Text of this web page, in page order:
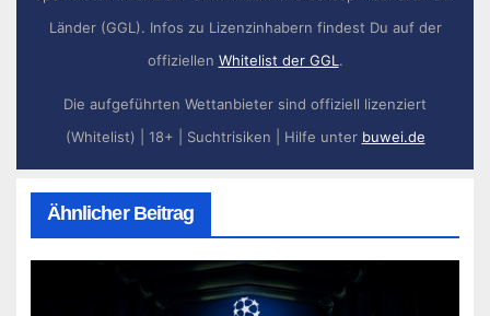
Länder (GGL). Infos zu Lizenzinhabern findest Du auf der
offiziellen Whitelist der GGL .
Die aufgeführten Wettanbieter sind offiziell lizenziert
(Whitelist) | 18+ | Suchtrisiken | Hilfe unter buwei.de
Ähnlicher Beitrag